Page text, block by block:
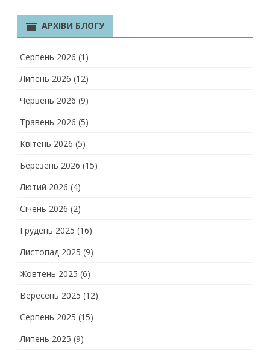
АРХІВИ БЛОГУ
Серпень 2026 (1)
Липень 2026 (12)
Червень 2026 (9)
Травень 2026 (5)
Квітень 2026 (5)
Березень 2026 (15)
Лютий 2026 (4)
Січень 2026 (2)
Грудень 2025 (16)
Листопад 2025 (9)
Жовтень 2025 (6)
Вересень 2025 (12)
Серпень 2025 (15)
Липень 2025 (9)